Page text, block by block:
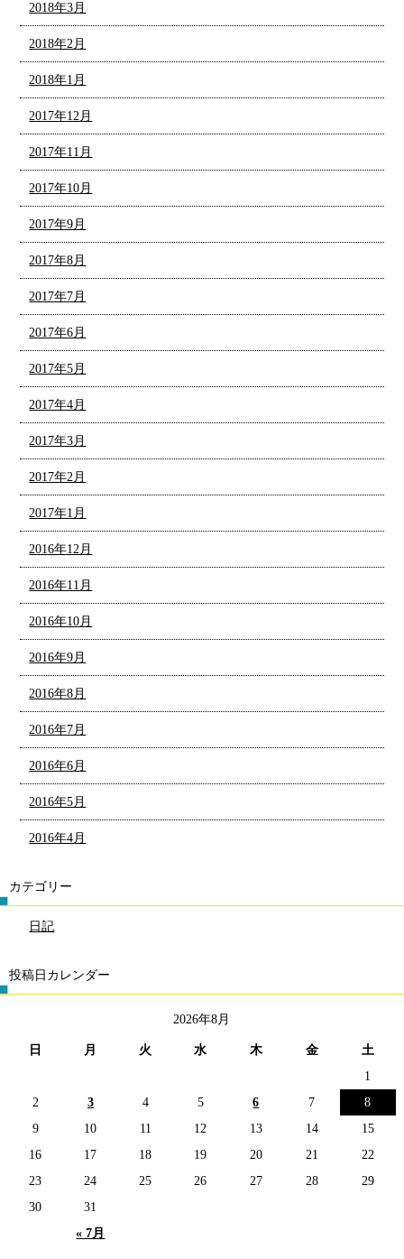
2018年3月
2018年2月
2018年1月
2017年12月
2017年11月
2017年10月
2017年9月
2017年8月
2017年7月
2017年6月
2017年5月
2017年4月
2017年3月
2017年2月
2017年1月
2016年12月
2016年11月
2016年10月
2016年9月
2016年8月
2016年7月
2016年6月
2016年5月
2016年4月
カテゴリー
日記
投稿日カレンダー
2026年8月
日 月 火 水 木 金 土
« 7月
1
2
3 4 5 6 7
8
9
10 11 12 13 14
15
16
17 18 19 20 21
22
23
24 25 26 27 28
29
30
31